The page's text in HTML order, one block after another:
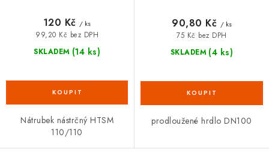
SKLADEM (14 ks)
99,20 Kč bez DPH
120 Kč / ks
Nátrubek nástrčný HTSM
110/110
SKLADEM (4 ks)
75 Kč bez DPH
90,80 Kč / ks
prodloužené hrdlo DN100